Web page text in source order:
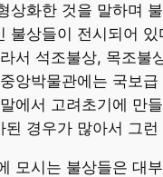
상화한 것을 말하며
불상들이 전시되어
서 석조불상, 목조불
앙박물관에는 국보
에서 고려초기에 만
된 경우가 많아서 그
모시는 불상들은 대